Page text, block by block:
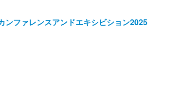
ファレンスアンドエキシビション2025